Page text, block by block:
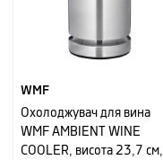
WMF
Охолоджувач для вина
WMF AMBIENT WINE
COOLER, висота 23,7 см,